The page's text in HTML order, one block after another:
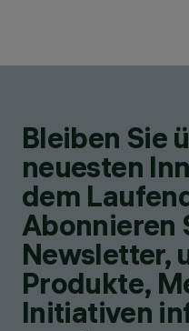
Bleiben Sie
neuesten
dem
Abonnieren
Newsletter,
Produkte,
Initiativen